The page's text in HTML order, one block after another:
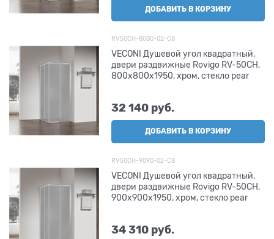
ДОБАВИТЬ В КОРЗИНУ
RV50CH-8080-02-C8
VECONI Душевой угол квадратный,
двери раздвижные Rovigo RV-50CH,
800х800х1950, хром, стекло pear
32 140 руб.
ДОБАВИТЬ В КОРЗИНУ
RV50CH-9090-02-C8
VECONI Душевой угол квадратный,
двери раздвижные Rovigo RV-50CH,
900х900х1950, хром, стекло pear
34 310 руб.